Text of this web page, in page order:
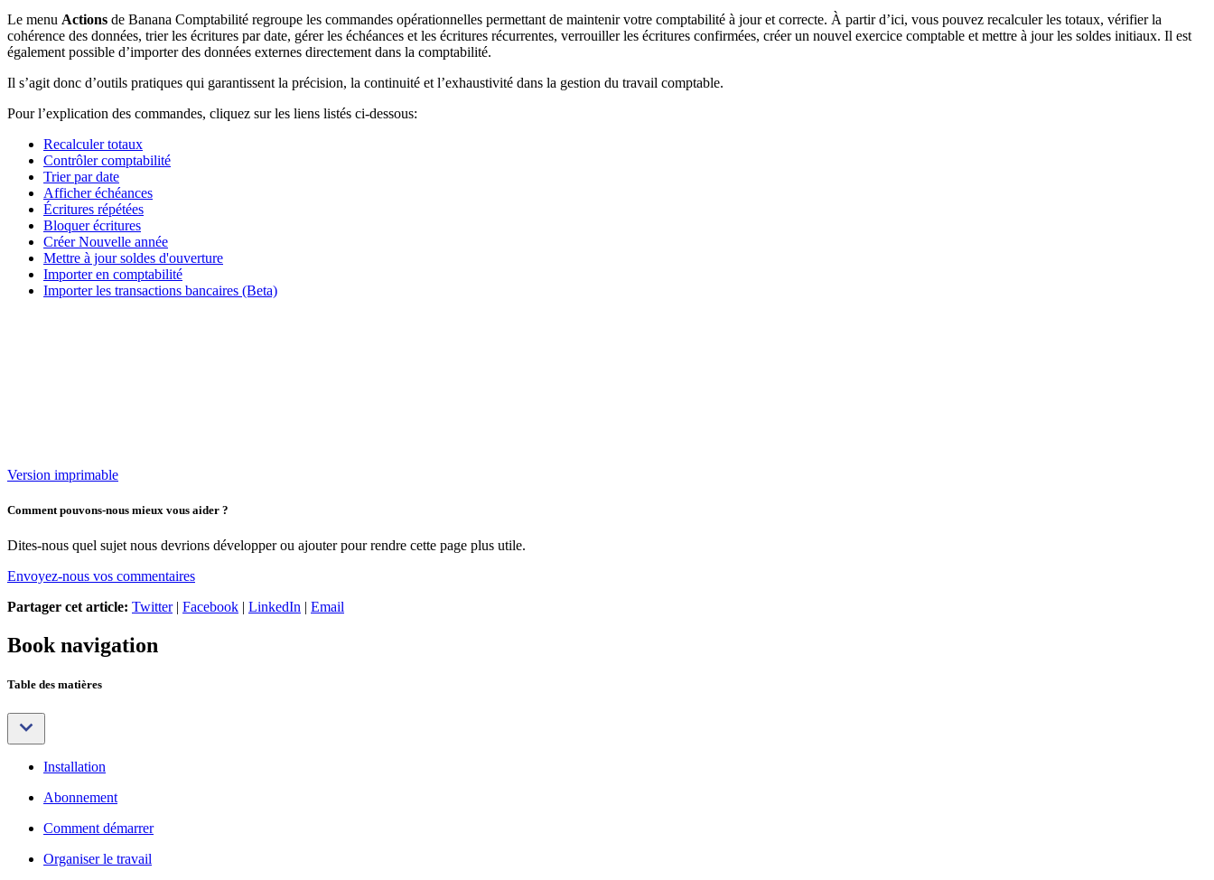
Le menu Actions de Banana Comptabilité regroupe les commandes opérationnelles permettant de maintenir votre comptabilité à jour et correcte. À partir d’ici, vous pouvez recalculer les totaux, vérifier la
cohérence des données, trier les écritures par date, gérer les échéances et les écritures récurrentes, verrouiller les écritures confirmées, créer un nouvel exercice comptable et mettre à jour les soldes initiaux. Il est
également possible d’importer des données externes directement dans la comptabilité.
Il s’agit donc d’outils pratiques qui garantissent la précision, la continuité et l’exhaustivité dans la gestion du travail comptable.
Pour l’explication des commandes, cliquez sur les liens listés ci-dessous:
Recalculer totaux
Contrôler comptabilité
Trier par date
Afficher échéances
Écritures répétées
Bloquer écritures
Créer Nouvelle année
Mettre à jour soldes d'ouverture
Importer en comptabilité
Importer les transactions bancaires (Beta)
Version imprimable
Comment pouvons-nous mieux vous aider ?
Dites-nous quel sujet nous devrions développer ou ajouter pour rendre cette page plus utile.
Envoyez-nous vos commentaires
Partager cet article: Twitter| Facebook | LinkedIn | Email
Book navigation
Table des matières
Installation
Abonnement
Comment démarrer
Organiser le travail